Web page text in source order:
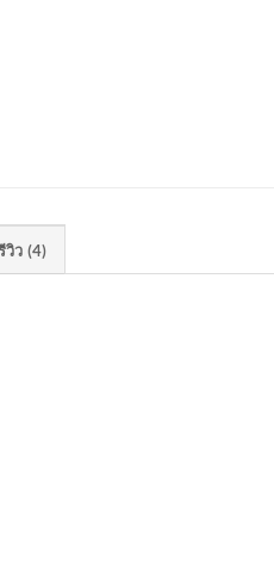
วิว (4)